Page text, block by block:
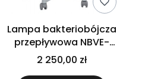
Lampa bakteriobójcza
przepływowa NBVE-
60/30 P - przejezdna
2 250,00 zł